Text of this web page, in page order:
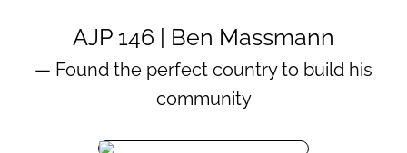
AJP 146 | Ben Massmann
— Found the perfect country to build his
community